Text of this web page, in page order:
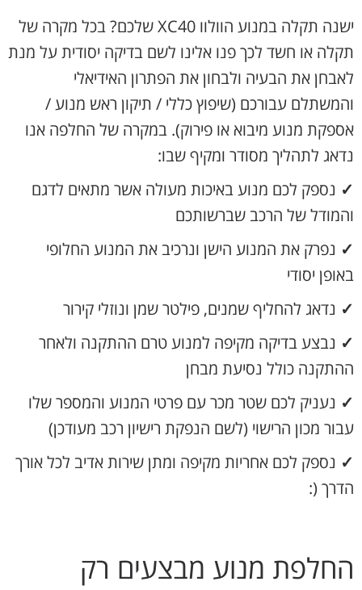
ישנה תקלה במנוע הוולוו XC40 שלכם? בכל מקרה של
תקלה או חשד לכך פנו אלינו לשם בדיקה יסודית על מנת
לאבחן את הבעיה ולבחון את הפתרון האידיאלי
והמשתלם עבורכם (שיפוץ כללי / תיקון ראש מנוע /
אספקת מנוע מיבוא או פירוק). במקרה של החלפה אנו
נדאג לתהליך מסודר ומקיף שבו:
✓ נספק לכם מנוע באיכות מעולה אשר מתאים לדגם
והמודל של הרכב שברשותכם
✓ נפרק את המנוע הישן ונרכיב את המנוע החלופי
באופן יסודי
✓ נדאג להחליף שמנים, פילטר שמן ונוזלי קירור
✓ נבצע בדיקה מקיפה למנוע טרם ההתקנה ולאחר
ההתקנה כולל נסיעת מבחן
✓ נעניק לכם שטר מכר עם פרטי המנוע והמספר שלו
עבור מכון הרישוי (לשם הנפקת רישיון רכב מעודכן)
✓ נספק לכם אחריות מקיפה ומתן שירות אדיב לכל אורך
הדרך (:
החלפת מנוע מבצעים רק